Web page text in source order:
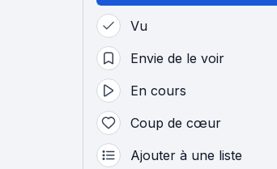
Vu
Envie de le voir
En cours
Coup de cœur
Ajouter à une liste